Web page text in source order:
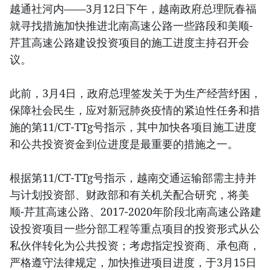
越通社河内——3月12日下午，越南政府总理阮春福
就寻找措施加快推进北南高速公路一些路段和美顺-
芹苴高速公路建设投资项目的施工进度主持召开会
议。
此前，3月4日，政府总理签发关于为生产经营纾困，
保障社会民生，应对新冠肺炎疫情的紧迫性任务和措
施的第11/CT-TTg号指示，其中加快各项目施工进度
和公共投资资金到位进度是最重要的措施之一。
根据第11/CT-TTg号指示，越南交通运输部需主持并
与计划投资部、财政部和有关机关配合研究，将美
顺-芹苴高速公路、2017-2020年阶段北南高速公路建
设投资项目一些分部工程等重点项目的投资形式从公
私伙伴转化为公共投资；考虑指定投资商、承包商，
严格遵守法律规定，加快推进项目进度，于3月15日